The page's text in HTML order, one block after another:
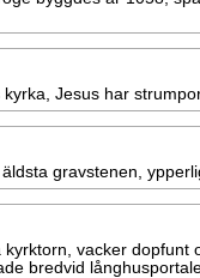
kyrka, Jesus har
gravstenen,
kyrktorn, vacker dopfunt
bredvid